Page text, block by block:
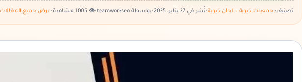
تصنيف: جمعيات خيرية – لجان خيرية•نُشر في 27 يناير، 2025 •بواسطة teamworkseo •👁️ 1005 مشاهدة •عرض جميع المقالات